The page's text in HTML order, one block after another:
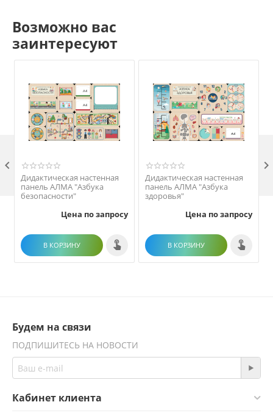
Возможно вас
заинтересуют
Дидактическая настенная
панель АЛМА "Азбука
безопасности"
Цена по запросу
В КОРЗИНУ
Дидактическая настенная
панель АЛМА "Азбука
здоровья"
Цена по запросу
В КОРЗИНУ
 
Будем на связи
ПОДПИШИТЕСЬ НА НОВОСТИ
Кабинет клиента